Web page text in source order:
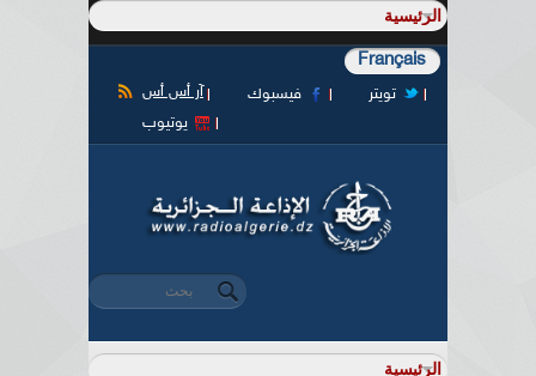
Français
آر أس أس فيسبوك
تويتر
يوتيوب
استمارة البحث
‏بحث ‏